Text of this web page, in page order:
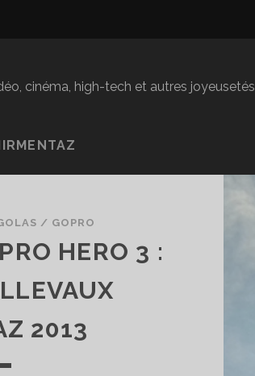
cinéma, high-tech et autres joyeusetés
/ GOPRO
HERO 3 :
2013